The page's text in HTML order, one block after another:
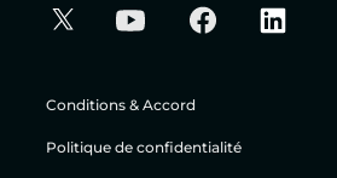
Conditions & Accord
Politique de confidentialité